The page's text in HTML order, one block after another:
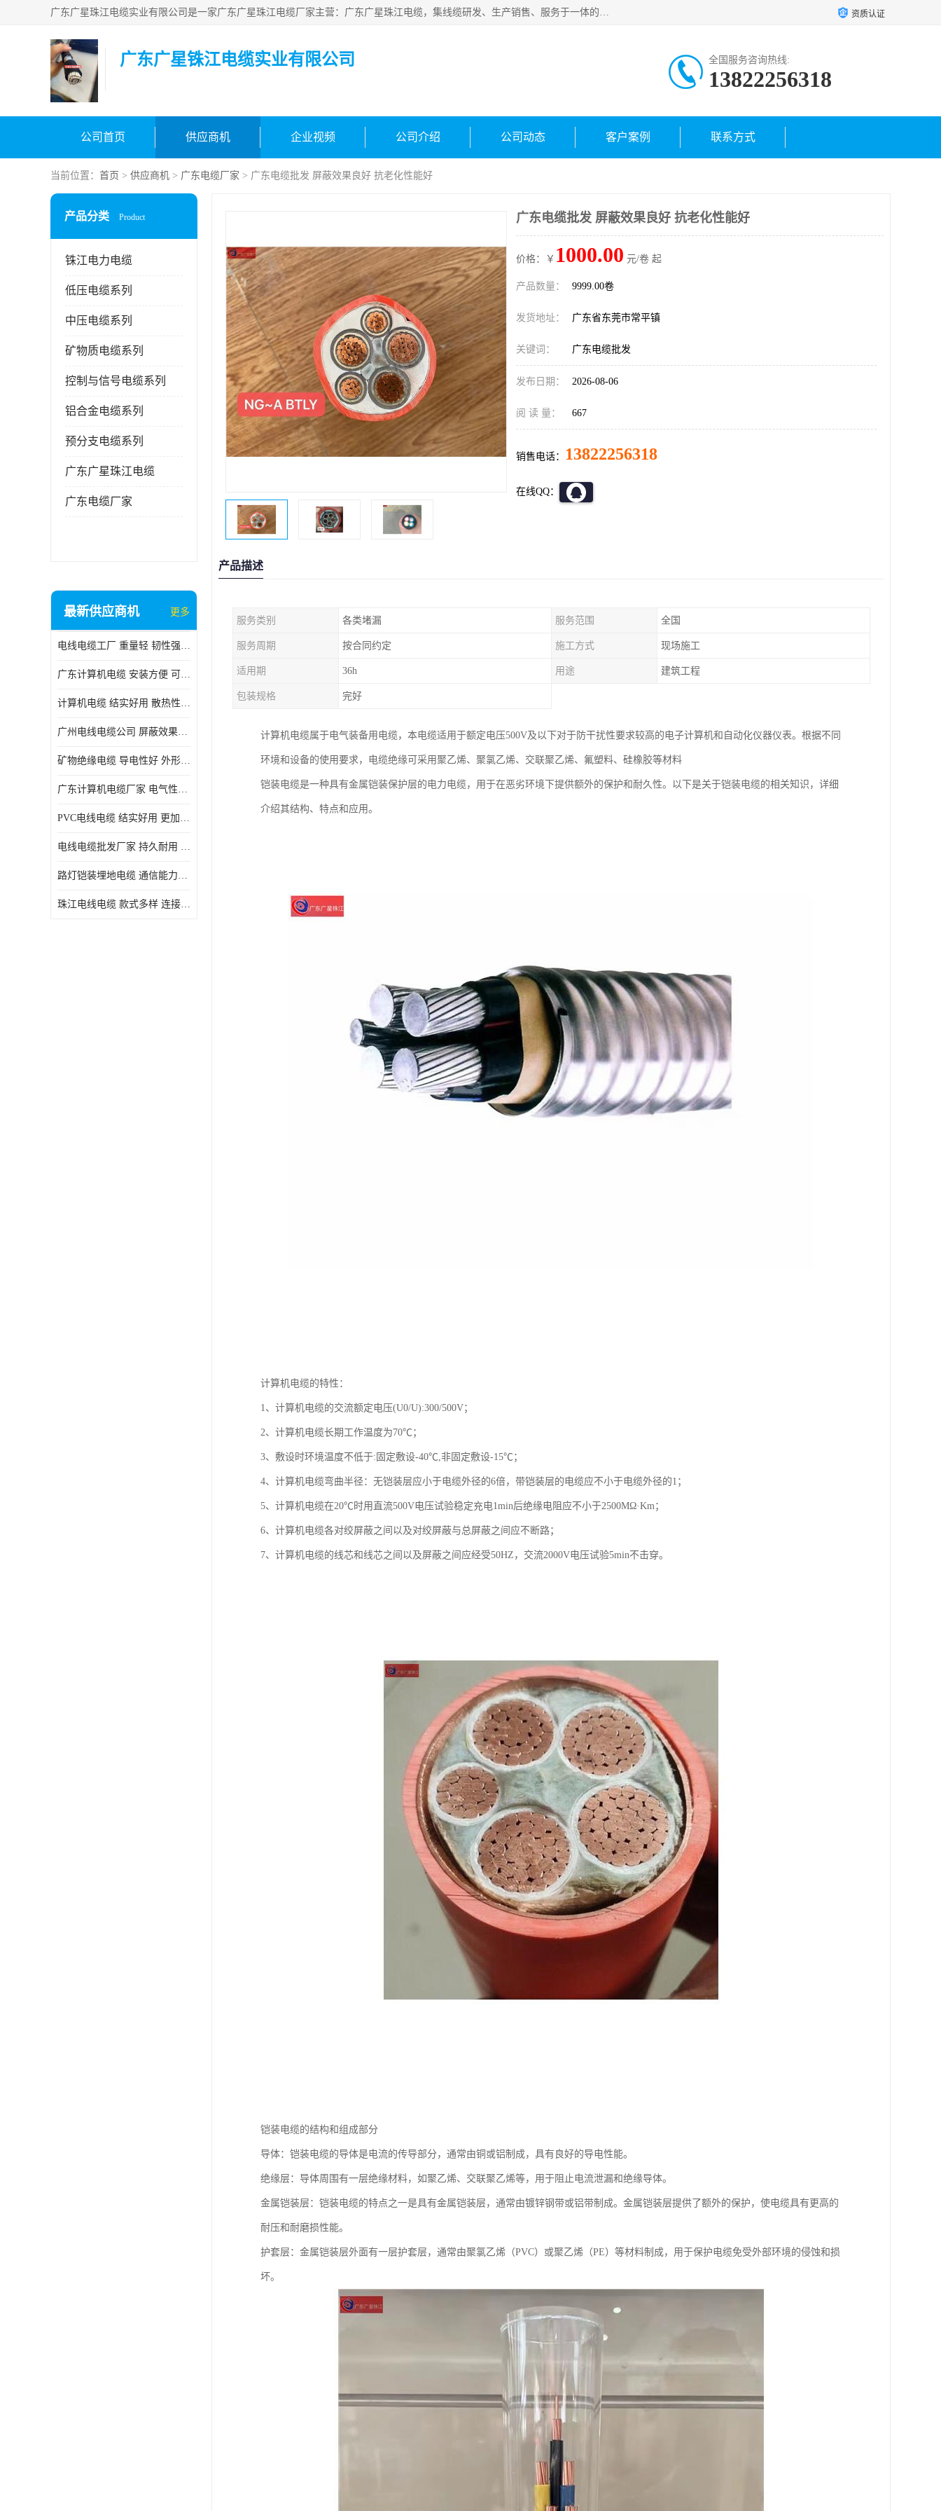
广东广星珠江电缆实业有限公司是一家广东广星珠江电缆厂家主营：广东广星珠江电缆，集线缆研发、生产销售、服务于一体的生产企业。公司自创立以来，确立了“广星珠江电缆，您的一站式采购”的战略发展口号，明确了将广星珠江打造成“线缆产品种类覆盖较广较全、质量较优、服务较好的大型综合性*化生产企业”的发展目标。 资质认证
广东广星铢江电缆实业有限公司 全国服务咨询热线:
13822256318
公司首页 供应商机 企业视频 公司介绍 公司动态 客户案例 联系方式
当前位置： 首页 > 供应商机 > 广东电缆厂家 > 广东电缆批发 屏蔽效果良好 抗老化性能好
产品分类 Product
铢江电力电缆
低压电缆系列
中压电缆系列
矿物质电缆系列
控制与信号电缆系列
铝合金电缆系列
预分支电缆系列
广东广星珠江电缆
广东电缆厂家
最新供应商机 更多
电线电缆工厂 重量轻 韧性强 体积小 连接简单
广东计算机电缆 安装方便 可随意弯曲折叠
计算机电缆 结实好用 散热性良好
广州电线电缆公司 屏蔽效果良好 拆卸安装方便
矿物绝缘电缆 导电性好 外形美观大方
广东计算机电缆厂家 电气性能稳定 外形美观大方
PVC电线电缆 结实好用 更加省时省力
电线电缆批发厂家 持久耐用 铜芯含量高
路灯铠装埋地电缆 通信能力强 受外界干扰小
珠江电线电缆 款式多样 连接可靠安全
广东电缆批发 屏蔽效果良好 抗老化性能好
价格：￥ 1000.00 元/卷 起
产品数量： 9999.00卷
发货地址： 广东省东莞市常平镇
关键词： 广东电缆批发
发布日期： 2026-08-06
阅 读 量： 667
销售电话： 13822256318
在线QQ：
产品描述
服务类别 各类堵漏 服务范围 全国
服务周期 按合同约定 施工方式 现场施工
适用期 36h 用途 建筑工程
包装规格 完好
计算机电缆属于电气装备用电缆，本电缆适用于额定电压500V及以下对于防干扰性要求较高的电子计算机和自动化仪器仪表。根据不同
环境和设备的使用要求，电缆绝缘可采用聚乙烯、聚氯乙烯、交联聚乙烯、氟塑料、硅橡胶等材料
铠装电缆是一种具有金属铠装保护层的电力电缆，用于在恶劣环境下提供额外的保护和耐久性。以下是关于铠装电缆的相关知识，详细
介绍其结构、特点和应用。
计算机电缆的特性：
1、计算机电缆的交流额定电压(U0/U):300/500V；
2、计算机电缆长期工作温度为70℃；
3、敷设时环境温度不低于:固定敷设-40℃,非固定敷设-15℃；
4、计算机电缆弯曲半径：无铠装层应小于电缆外径的6倍，带铠装层的电缆应不小于电缆外径的1；
5、计算机电缆在20℃时用直流500V电压试验稳定充电1min后绝缘电阻应不小于2500MΩ·Km；
6、计算机电缆各对绞屏蔽之间以及对绞屏蔽与总屏蔽之间应不断路；
7、计算机电缆的线芯和线芯之间以及屏蔽之间应经受50HZ，交流2000V电压试验5min不击穿。
铠装电缆的结构和组成部分
导体：铠装电缆的导体是电流的传导部分，通常由铜或铝制成，具有良好的导电性能。
绝缘层：导体周围有一层绝缘材料，如聚乙烯、交联聚乙烯等，用于阻止电流泄漏和绝缘导体。
金属铠装层：铠装电缆的特点之一是具有金属铠装层，通常由镀锌钢带或铝带制成。金属铠装层提供了额外的保护，使电缆具有更高的
耐压和耐磨损性能。
护套层：金属铠装层外面有一层护套层，通常由聚氯乙烯（PVC）或聚乙烯（PE）等材料制成，用于保护电缆免受外部环境的侵蚀和损
坏。